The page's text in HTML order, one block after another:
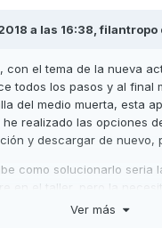
a las 16:38,filantropo
con el tema de la nueva
todos los pasos y al final
del medio muerta, esta
he realizado las opciones
y descargar de nuevo,
como solucionarlo seria
en el taller, pero la
Ver más